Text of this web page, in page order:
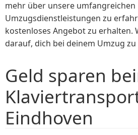
mehr über unsere umfangreichen
Umzugsdienstleistungen zu
kostenloses Angebot zu erhalten.
darauf, dich bei deinem Umzug
Geld sparen
Eindhoven